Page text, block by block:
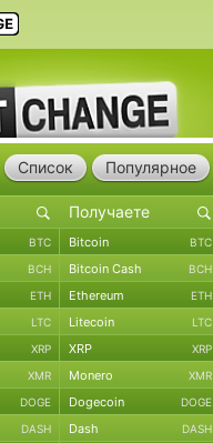
Список Популярное
BTC Bitcoin BTC
BCH Bitcoin Cash BCH
ETH Ethereum ETH
LTC Litecoin LTC
XRP XRP XRP
XMR Monero XMR
DOGE Dogecoin DOGE
DASH Dash DASH